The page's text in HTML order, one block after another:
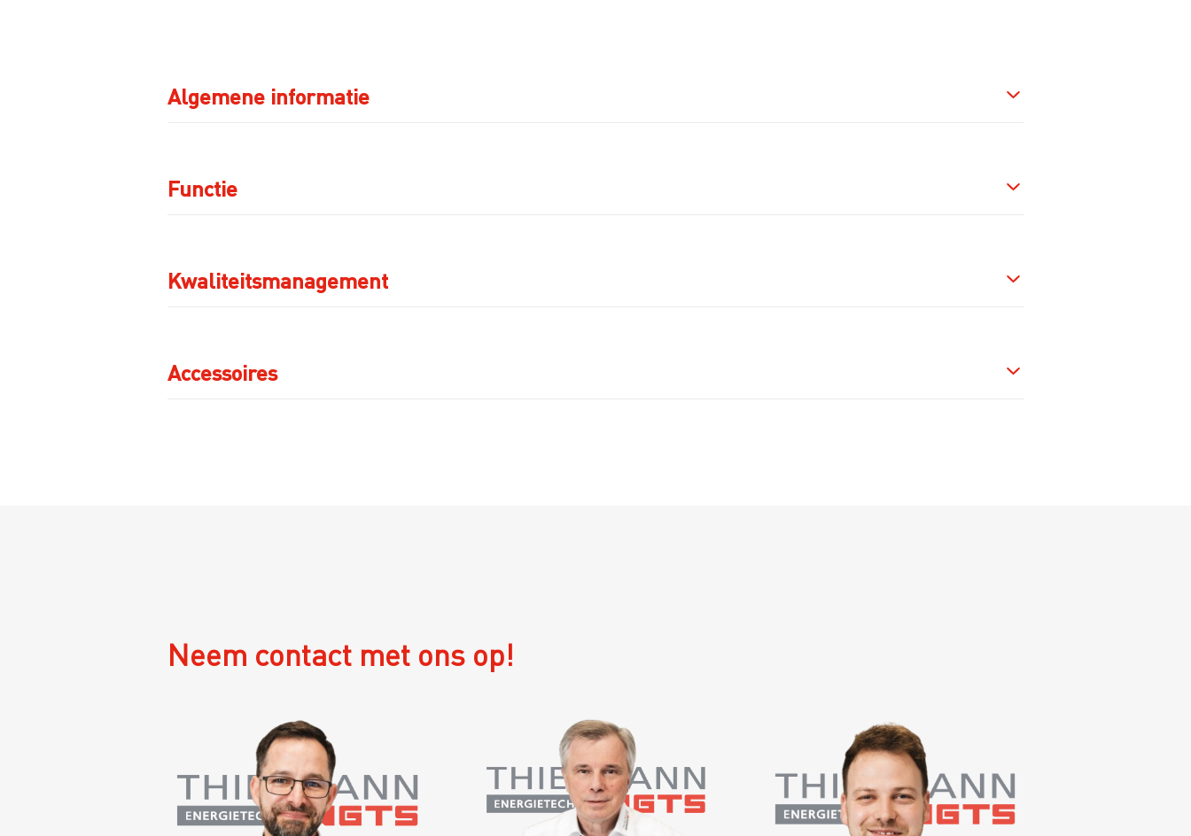
Algemene informatie
Functie
Kwaliteitsmanagement
Accessoires
Neem contact met ons op!